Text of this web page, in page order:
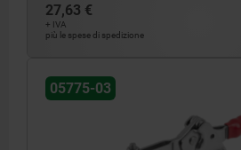
27,63 €
+ IVA
più le spese di spedizione
05775-03